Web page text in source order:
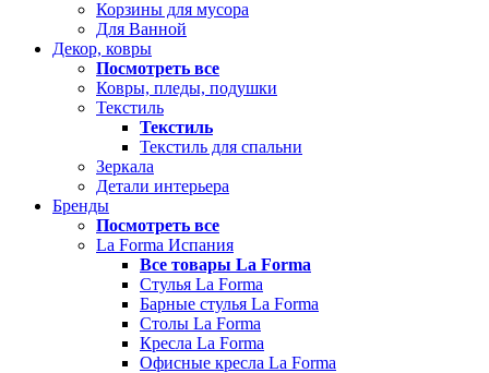
Корзины для мусора
Для Ванной
Декор, ковры
Посмотреть все
Ковры, пледы, подушки
Текстиль
Текстиль
Текстиль для спальни
Зеркала
Детали интерьера
Бренды
Посмотреть все
La Forma Испания
Все товары La Forma
Стулья La Forma
Барные стулья La Forma
Столы La Forma
Кресла La Forma
Офисные кресла La Forma